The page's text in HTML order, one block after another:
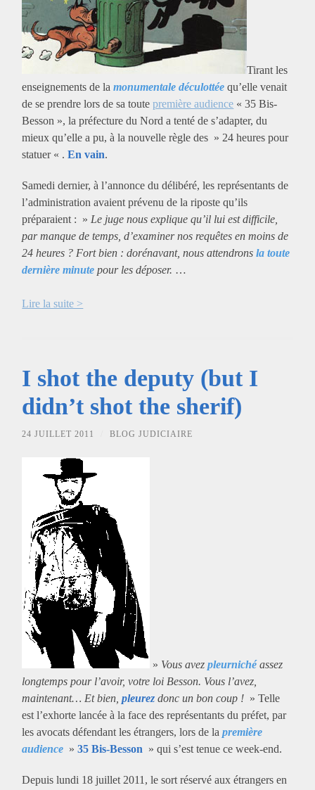
Tirant les
enseignements de lamonumentale déculottée qu’elle venait
de se prendre lors de sa toutepremière audience « 35 Bis-
Besson », la préfecture du Nord a tenté de s’adapter, du
mieux qu’elle a pu, à la nouvelle règle des » 24 heures pour
statuer « .En vain.
Samedi dernier, à l’annonce du délibéré, les représentants de
l’administration avaient prévenu de la riposte qu’ils
préparaient : » Le juge nous explique qu’il lui est difficile,
par manque de temps, d’examiner nos requêtes en moins de
24 heures ? Fort bien : dorénavant, nous attendronsla toute
dernière minute pour les déposer. …
Lire la suite >
I shot the deputy (but I
didn’t shot the sherif)
24 JUILLET 2011 BLOG JUDICIAIRE
» Vous avezpleurnichéassez
longtemps pour l’avoir, votre loi Besson. Vous l’avez,
maintenant… Et bien,pleurez donc un bon coup ! » Telle
est l’exhorte lancée à la face des représentants du préfet, par
les avocats défendant les étrangers, lors de lapremière
audience »35 Bis-Besson » qui s’est tenue ce week-end.
Depuis lundi 18 juillet 2011, le sort réservé aux étrangers en